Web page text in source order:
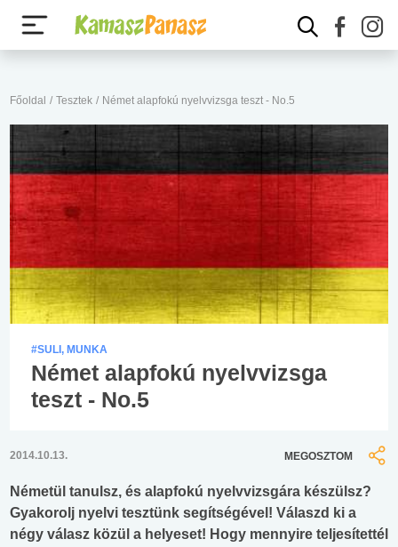
Főoldal / Tesztek / Német alapfokú nyelvvizsga teszt - No.5
#SULI, MUNKA
Német alapfokú nyelvvizsga
teszt - No.5
2014.10.13. MEGOSZTOM
Németül tanulsz, és alapfokú nyelvvizsgára készülsz?
Gyakorolj nyelvi tesztünk segítségével! Válaszd ki a
négy válasz közül a helyeset! Hogy mennyire teljesítettél